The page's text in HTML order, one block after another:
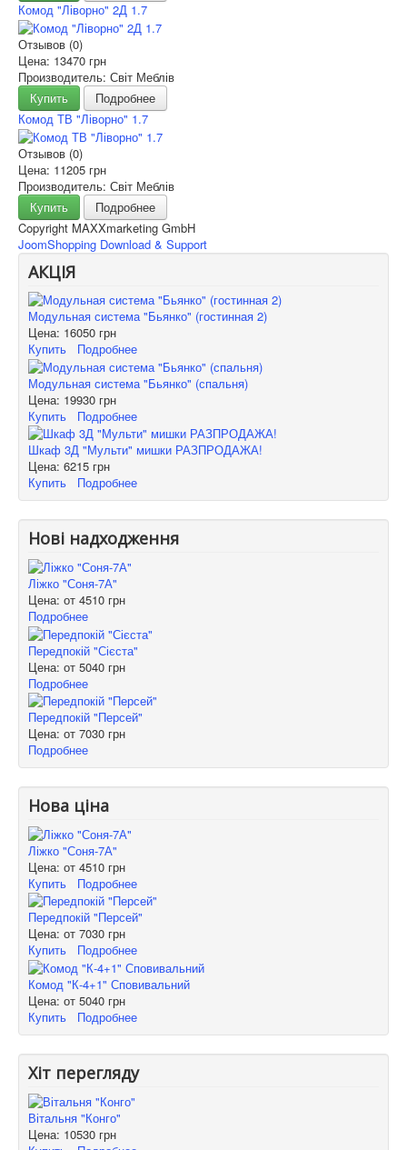
Комод "Ліворно" 2Д 1.7
Отзывов (0)
Цена: 13470 грн
Производитель: Світ Меблів
Купить
Подробнее
Комод ТВ "Ліворно" 1.7
Отзывов (0)
Цена: 11205 грн
Производитель: Світ Меблів
Купить
Подробнее
Copyright MAXXmarketing GmbH
JoomShopping Download & Support
АКЦІЯ
Модульная система "Бьянко" (гостинная 2)
Цена: 16050 грн
Купить
Подробнее
Модульная система "Бьянко" (спальня)
Цена: 19930 грн
Купить
Подробнее
Шкаф 3Д "Мульти" мишки РАЗПРОДАЖА!
Цена: 6215 грн
Купить
Подробнее
Нові надходження
Ліжко "Соня-7А"
Цена: от 4510 грн
Подробнее
Передпокій "Сієста"
Цена: от 5040 грн
Подробнее
Передпокій "Персей"
Цена: от 7030 грн
Подробнее
Нова ціна
Ліжко "Соня-7А"
Цена: от 4510 грн
Купить
Подробнее
Передпокій "Персей"
Цена: от 7030 грн
Купить
Подробнее
Комод "К-4+1" Сповивальний
Цена: от 5040 грн
Купить
Подробнее
Хіт перегляду
Вітальня "Конго"
Цена: 10530 грн